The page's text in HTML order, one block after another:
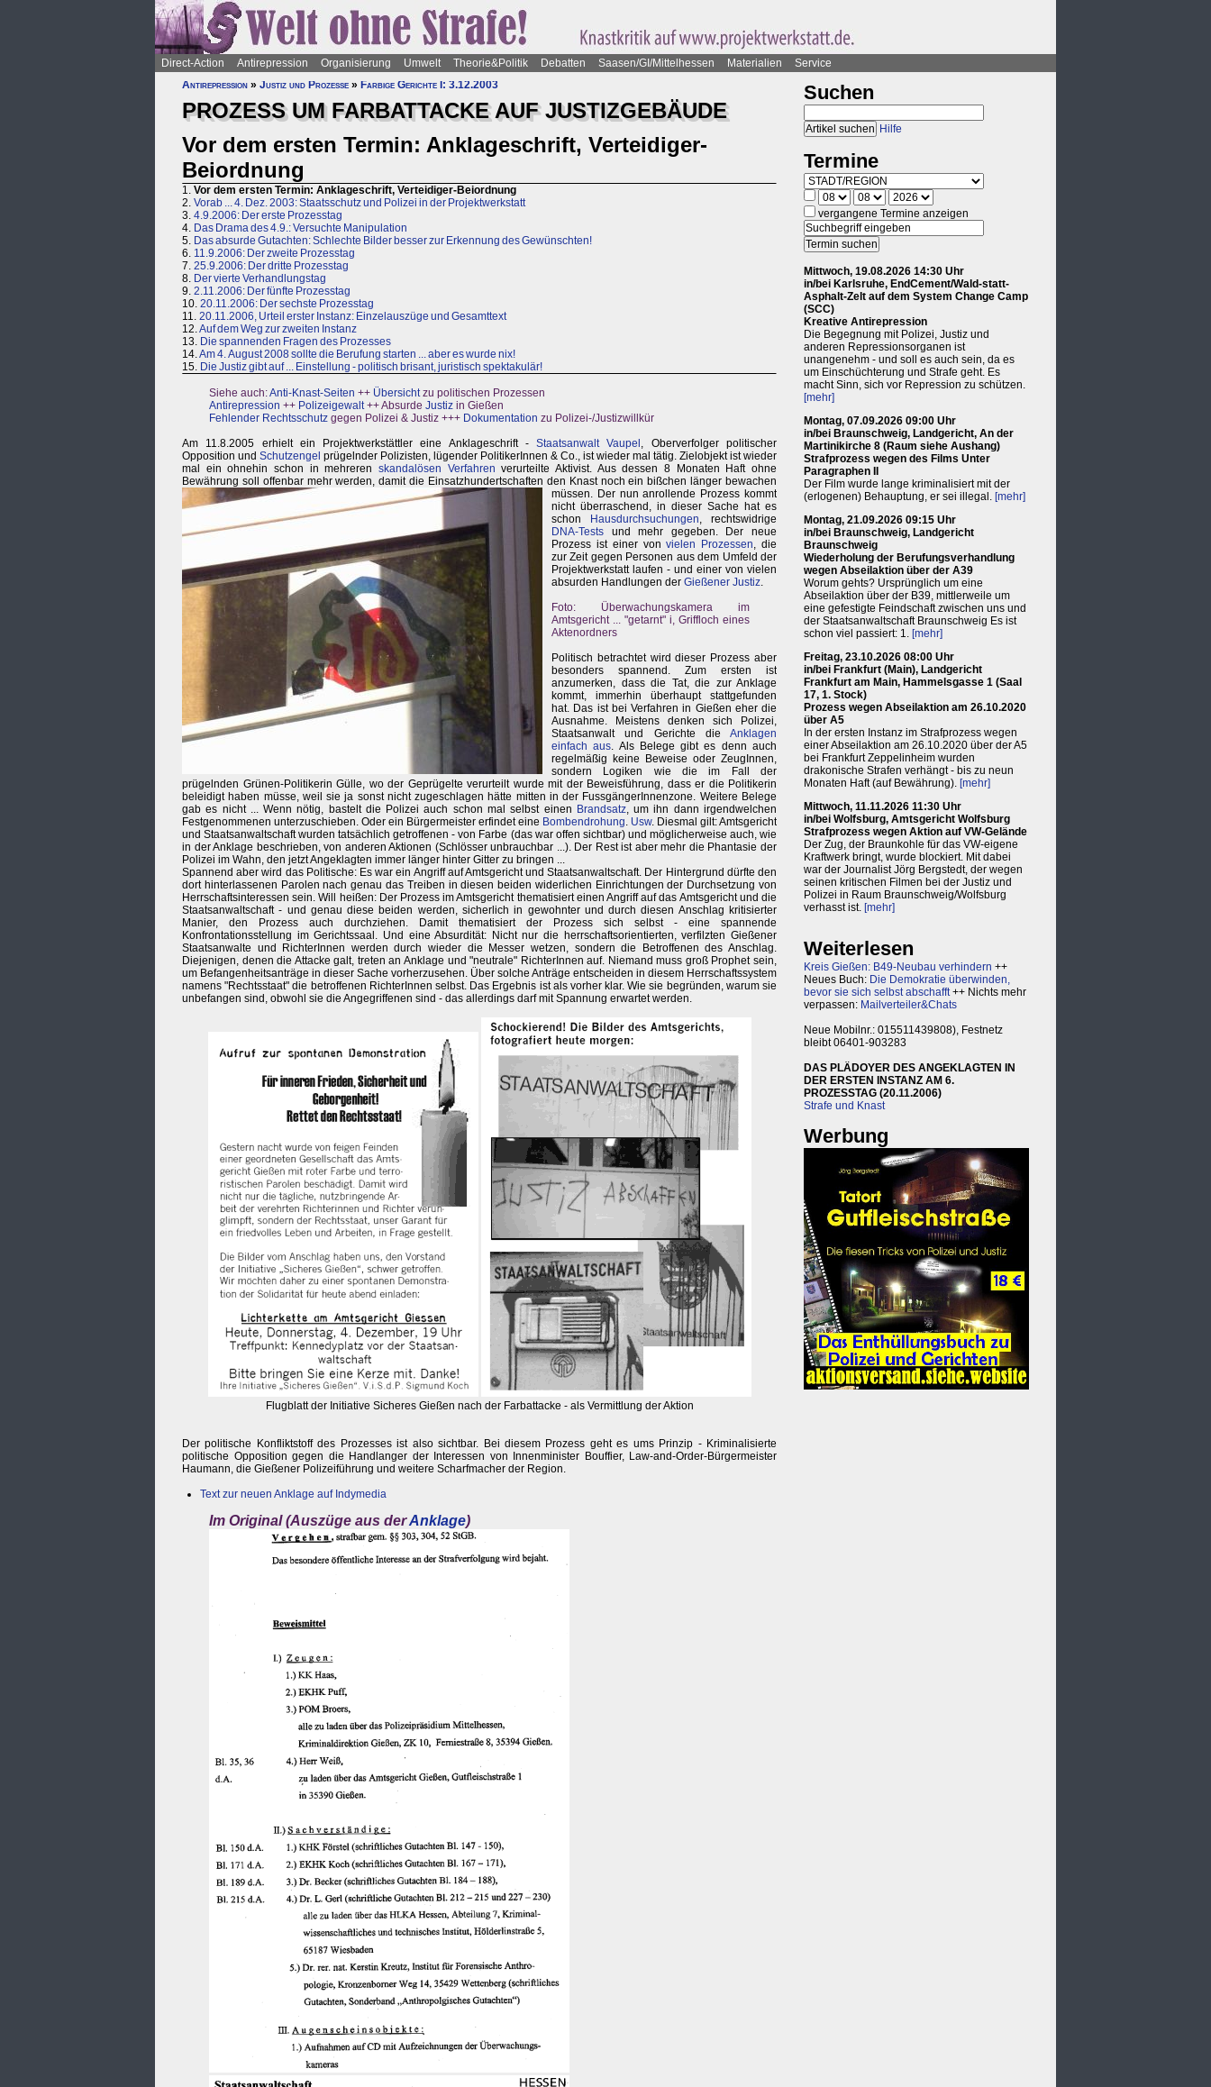
Direct-Action Antirepression Organisierung Umwelt Theorie&Politik Debatten Saasen/GI/Mittelhessen Materialien
Service
Antirepression » Justiz und Prozesse » Farbige Gerichte I: 3.12.2003
PROZESS UM FARBATTACKE AUF JUSTIZGEBÄUDE
Vor dem ersten Termin: Anklageschrift, Verteidiger-
Beiordnung
1. Vor dem ersten Termin: Anklageschrift, Verteidiger-Beiordnung
2. Vorab ... 4. Dez. 2003: Staatsschutz und Polizei in der Projektwerkstatt
3. 4.9.2006: Der erste Prozesstag
4. Das Drama des 4.9.: Versuchte Manipulation
5. Das absurde Gutachten: Schlechte Bilder besser zur Erkennung des Gewünschten!
6. 11.9.2006: Der zweite Prozesstag
7. 25.9.2006: Der dritte Prozesstag
8. Der vierte Verhandlungstag
9. 2.11.2006: Der fünfte Prozesstag
10. 20.11.2006: Der sechste Prozesstag
11. 20.11.2006, Urteil erster Instanz: Einzelauszüge und Gesamttext
12.Auf dem Weg zur zweiten Instanz
13. Die spannenden Fragen des Prozesses
14.Am 4. August 2008 sollte die Berufung starten ... aber es wurde nix!
15. Die Justiz gibt auf ... Einstellung - politisch brisant, juristisch spektakulär!
Siehe auch:Anti-Knast-Seiten ++ Übersichtzu politischen Prozessen
Antirepression ++ Polizeigewalt++ Absurde Justiz in Gießen
Fehlender Rechtsschutz gegen Polizei & Justiz +++ Dokumentation zu Polizei-/Justizwillkür
Am 11.8.2005 erhielt ein Projektwerkstättler eine Anklageschrift -Staatsanwalt Vaupel , Oberverfolger politischer
Opposition und Schutzengel prügelnder Polizisten, lügender PolitikerInnen & Co., ist wieder mal tätig. Zielobjekt ist wieder
mal ein ohnehin schon in mehreren skandalösen Verfahren verurteilte Aktivist. Aus dessen 8 Monaten Haft ohne
Bewährung soll offenbar mehr werden, damit die Einsatzhundertschaften den Knast noch ein bißchen länger bewachen
müssen. Der nun anrollende Prozess kommt
nicht überraschend, in dieser Sache hat es
schon
Hausdurchsuchungen, rechtswidrige
DNA-Tests und mehr gegeben. Der neue
Prozess ist einer vonvielen Prozessen, die
zur Zeit gegen Personen aus dem Umfeld der
Projektwerkstatt laufen - und einer von vielen
absurden Handlungen der Gießener Justiz.
Foto: Überwachungskamera im
Amtsgericht ... "getarnt" i, Griffloch eines
Aktenordners
Politisch betrachtet wird dieser Prozess aber
besonders spannend. Zum ersten ist
anzumerken, dass die Tat, die zur Anklage
kommt, immerhin überhaupt stattgefunden
hat. Das ist bei Verfahren in Gießen eher die
Ausnahme. Meistens denken sich Polizei,
Staatsanwalt und Gerichte die Anklagen
einfach aus. Als Belege gibt es denn auch
regelmäßig keine Beweise oder ZeugInnen,
sondern Logiken wie die im Fall der
prügelnden Grünen-Politikerin Gülle, wo der Geprügelte verurteilt wurde mit der Beweisführung, dass er die Politikerin
beleidigt haben müsse, weil sie ja sonst nicht zugeschlagen hätte mitten in der FussgängerInnenzone. Weitere Belege
gab es nicht ... Wenn nötig, bastelt die Polizei auch schon mal selbst einen Brandsatz, um ihn dann irgendwelchen
Festgenommenen unterzuschieben. Oder ein Bürgermeister erfindet eine Bombendrohung. Usw. Diesmal gilt: Amtsgericht
und Staatsanwaltschaft wurden tatsächlich getroffenen - von Farbe (das war offen sichtbar) und möglicherweise auch, wie
in der Anklage beschrieben, von anderen Aktionen (Schlösser unbrauchbar ...). Der Rest ist aber mehr die Phantasie der
Polizei im Wahn, den jetzt Angeklagten immer länger hinter Gitter zu bringen ...
Spannend aber wird das Politische: Es war ein Angriff auf Amtsgericht und Staatsanwaltschaft. Der Hintergrund dürfte den
dort hinterlassenen Parolen nach genau das Treiben in diesen beiden widerlichen Einrichtungen der Durchsetzung von
Herrschaftsinteressen sein. Will heißen: Der Prozess im Amtsgericht thematisiert einen Angriff auf das Amtsgericht und die
Staatsanwaltschaft - und genau diese beiden werden, sicherlich in gewohnter und durch diesen Anschlag kritisierter
Manier, den Prozess auch durchziehen. Damit thematisiert der Prozess sich selbst - eine spannende
Konfrontationsstellung im Gerichtssaal. Und eine Absurdität: Nicht nur die herrschaftsorientierten, verfilzten Gießener
Staatsanwalte und RichterInnen werden durch wieder die Messer wetzen, sondern die Betroffenen des Anschlag.
Diejenigen, denen die Attacke galt, treten an Anklage und "neutrale" RichterInnen auf. Niemand muss groß Prophet sein,
um Befangenheitsanträge in dieser Sache vorherzusehen. Über solche Anträge entscheiden in diesem Herrschaftssystem
namens "Rechtsstaat" die betroffenen RichterInnen selbst. Das Ergebnis ist als vorher klar. Wie sie begründen, warum sie
unbefangen sind, obwohl sie die Angegriffenen sind - das allerdings darf mit Spannung erwartet werden.
Flugblatt der Initiative Sicheres Gießen nach der Farbattacke - als Vermittlung der Aktion
Der politische Konfliktstoff des Prozesses ist also sichtbar. Bei diesem Prozess geht es ums Prinzip - Kriminalisierte
politische Opposition gegen die Handlanger der Interessen von Innenminister Bouffier, Law-and-Order-Bürgermeister
Haumann, die Gießener Polizeiführung und weitere Scharfmacher der Region.
Text zur neuen Anklage auf Indymedia
Im Original (Auszüge aus derAnklage)
Suchen
Hilfe
Termine
vergangene Termine anzeigen
Mittwoch, 19.08.2026 14:30 Uhr
in/bei Karlsruhe, EndCement/Wald-statt-
Asphalt-Zelt auf dem System Change Camp
(SCC)
Kreative Antirepression
Die Begegnung mit Polizei, Justiz und
anderen Repressionsorganen ist
unangenehm - und soll es auch sein, da es
um Einschüchterung und Strafe geht. Es
macht Sinn, sich vor Repression zu schützen.
[mehr]
Montag, 07.09.2026 09:00 Uhr
in/bei Braunschweig, Landgericht, An der
Martinikirche 8 (Raum siehe Aushang)
Strafprozess wegen des Films Unter
Paragraphen II
Der Film wurde lange kriminalisiert mit der
(erlogenen) Behauptung, er sei illegal. [mehr]
Montag, 21.09.2026 09:15 Uhr
in/bei Braunschweig, Landgericht
Braunschweig
Wiederholung der Berufungsverhandlung
wegen Abseilaktion über der A39
Worum gehts? Ursprünglich um eine
Abseilaktion über der B39, mittlerweile um
eine gefestigte Feindschaft zwischen uns und
der Staatsanwaltschaft Braunschweig Es ist
schon viel passiert: 1. [mehr]
Freitag, 23.10.2026 08:00 Uhr
in/bei Frankfurt (Main), Landgericht
Frankfurt am Main, Hammelsgasse 1 (Saal
17, 1. Stock)
Prozess wegen Abseilaktion am 26.10.2020
über A5
In der ersten Instanz im Strafprozess wegen
einer Abseilaktion am 26.10.2020 über der A5
bei Frankfurt Zeppelinheim wurden
drakonische Strafen verhängt - bis zu neun
Monaten Haft (auf Bewährung). [mehr]
Mittwoch, 11.11.2026 11:30 Uhr
in/bei Wolfsburg, Amtsgericht Wolfsburg
Strafprozess wegen Aktion auf VW-Gelände
Der Zug, der Braunkohle für das VW-eigene
Kraftwerk bringt, wurde blockiert. Mit dabei
war der Journalist Jörg Bergstedt, der wegen
seinen kritischen Filmen bei der Justiz und
Polizei in Raum Braunschweig/Wolfsburg
verhasst ist. [mehr]
Weiterlesen
Kreis Gießen: B49-Neubau verhindern ++
Neues Buch: Die Demokratie überwinden,
bevor sie sich selbst abschafft++ Nichts mehr
verpassen: Mailverteiler&Chats
Neue Mobilnr.: 015511439808), Festnetz
bleibt 06401-903283
DAS PLÄDOYER DES ANGEKLAGTEN IN
DER ERSTEN INSTANZ AM 6.
PROZESSTAG (20.11.2006)
Strafe und Knast
Werbung